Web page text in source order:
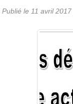
Publié le 11 avril 2017